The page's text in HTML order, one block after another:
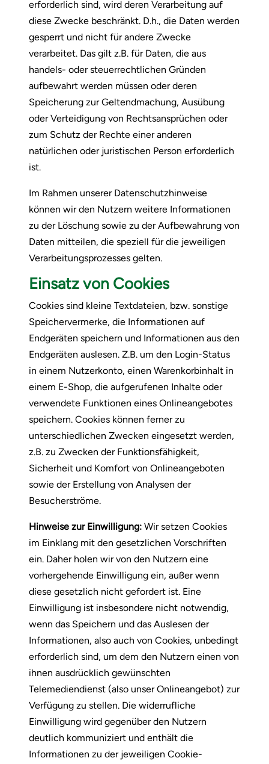
erforderlich sind, wird deren Verarbeitung auf
diese Zwecke beschränkt. D.h., die Daten werden
gesperrt und nicht für andere Zwecke
verarbeitet. Das gilt z.B. für Daten, die aus
handels- oder steuerrechtlichen Gründen
aufbewahrt werden müssen oder deren
Speicherung zur Geltendmachung, Ausübung
oder Verteidigung von Rechtsansprüchen oder
zum Schutz der Rechte einer anderen
natürlichen oder juristischen Person erforderlich
ist.
Im Rahmen unserer Datenschutzhinweise
können wir den Nutzern weitere Informationen
zu der Löschung sowie zu der Aufbewahrung von
Daten mitteilen, die speziell für die jeweiligen
Verarbeitungsprozesses gelten.
Einsatz von Cookies
Cookies sind kleine Textdateien, bzw. sonstige
Speichervermerke, die Informationen auf
Endgeräten speichern und Informationen aus den
Endgeräten auslesen. Z.B. um den Login-Status
in einem Nutzerkonto, einen Warenkorbinhalt in
einem E-Shop, die aufgerufenen Inhalte oder
verwendete Funktionen eines Onlineangebotes
speichern. Cookies können ferner zu
unterschiedlichen Zwecken eingesetzt werden,
z.B. zu Zwecken der Funktionsfähigkeit,
Sicherheit und Komfort von Onlineangeboten
sowie der Erstellung von Analysen der
Besucherströme.
Hinweise zur Einwilligung:Wir setzen Cookies
im Einklang mit den gesetzlichen Vorschriften
ein. Daher holen wir von den Nutzern eine
vorhergehende Einwilligung ein, außer wenn
diese gesetzlich nicht gefordert ist. Eine
Einwilligung ist insbesondere nicht notwendig,
wenn das Speichern und das Auslesen der
Informationen, also auch von Cookies, unbedingt
erforderlich sind, um dem den Nutzern einen von
ihnen ausdrücklich gewünschten
Telemediendienst (also unser Onlineangebot) zur
Verfügung zu stellen. Die widerrufliche
Einwilligung wird gegenüber den Nutzern
deutlich kommuniziert und enthält die
Informationen zu der jeweiligen Cookie-